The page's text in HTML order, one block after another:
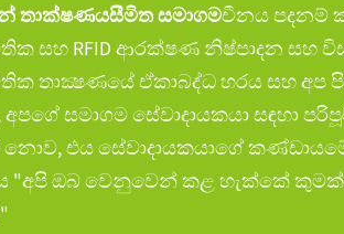
තාක්ෂණයසීමිත සමාගමචීනය පදනම්
සහ RFID ආරක්ෂණ නිෂ්පාදන සහ
තාක්‍ෂණයේ ඒකාබද්ධ හරය සහ අප
සමාගම සේවාදායකයා සඳහා
එය සේවාදායකයාගේ
"අපි ඔබ වෙනුවෙන් කළ හැක්කේ